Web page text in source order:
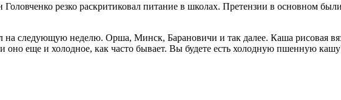
резко раскритиковал питание в школах. Претензии в основном
следующую неделю. Орша, Минск, Барановичи и так далее. Каша рисовая
оно еще и холодное, как часто бывает. Вы будете есть холодную пшенную